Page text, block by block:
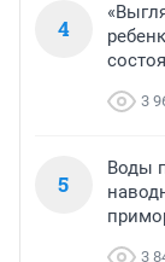
4
3
5
Воды
3